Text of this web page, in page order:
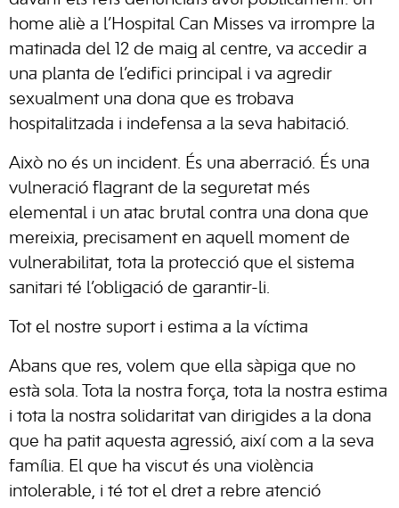
home aliè a l’Hospital Can Misses va irrompre la
matinada del 12 de maig al centre, va accedir a
una planta de l’edifici principal i va agredir
sexualment una dona que es trobava
hospitalitzada i indefensa a la seva habitació.
Això no és un incident. És una aberració. És una
vulneració flagrant de la seguretat més
elemental i un atac brutal contra una dona que
mereixia, precisament en aquell moment de
vulnerabilitat, tota la protecció que el sistema
sanitari té l’obligació de garantir-li.
Tot el nostre suport i estima a la víctima
Abans que res, volem que ella sàpiga que no
està sola. Tota la nostra força, tota la nostra estima
i tota la nostra solidaritat van dirigides a la dona
que ha patit aquesta agressió, així com a la seva
família. El que ha viscut és una violència
intolerable, i té tot el dret a rebre atenció